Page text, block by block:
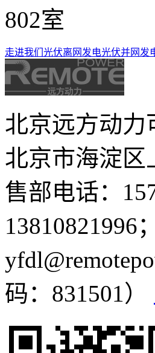
802室
走进我们 光伏离网发电光伏并网发
北京远方动力
北京市海淀区
售部电话：
13810821996
码：831501）